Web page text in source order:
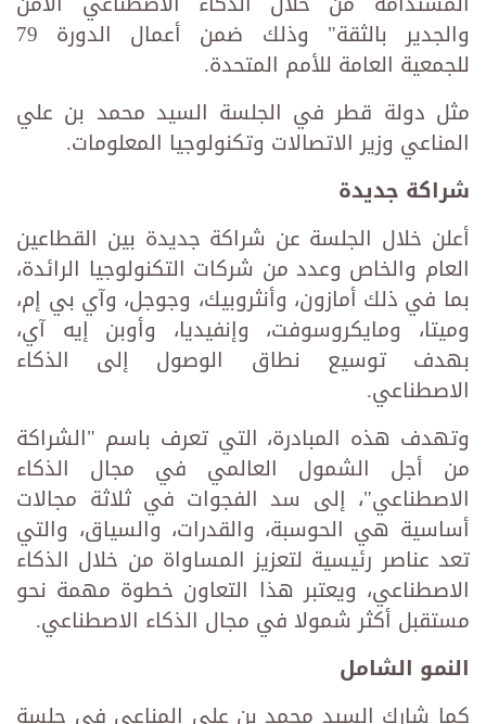
والجدير بالثقة" وذلك ضمن أعمال الدورة 79
للجمعية العامة للأمم المتحدة.
مثل دولة قطر في الجلسة السيد محمد بن علي
المناعي وزير الاتصالات وتكنولوجيا المعلومات.
شراكة جديدة
أعلن خلال الجلسة عن شراكة جديدة بين القطاعين
العام والخاص وعدد من شركات التكنولوجيا الرائدة،
بما في ذلك أمازون، وأنثروبيك، وجوجل، وآي بي إم،
وميتا، ومايكروسوفت، وإنفيديا، وأوبن إيه آي،
بهدف توسيع نطاق الوصول إلى الذكاء
الاصطناعي.
وتهدف هذه المبادرة، التي تعرف باسم "الشراكة
من أجل الشمول العالمي في مجال الذكاء
الاصطناعي"، إلى سد الفجوات في ثلاثة مجالات
أساسية هي الحوسبة، والقدرات، والسياق، والتي
تعد عناصر رئيسية لتعزيز المساواة من خلال الذكاء
الاصطناعي، ويعتبر هذا التعاون خطوة مهمة نحو
مستقبل أكثر شمولا في مجال الذكاء الاصطناعي.
النمو الشامل